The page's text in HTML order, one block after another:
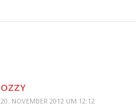
OZZY
20. NOVEMBER 2012 UM 12:12